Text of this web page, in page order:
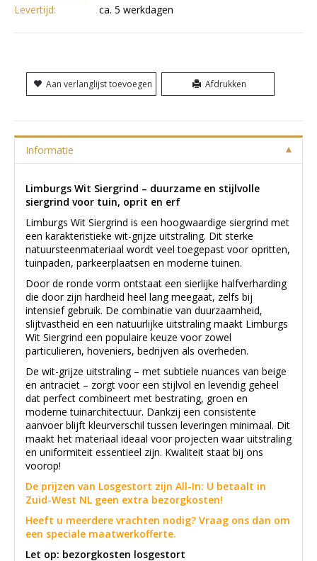
Levertijd:
ca. 5 werkdagen
Aan verlanglijst toevoegen Afdrukken
Informatie
Limburgs Wit Siergrind – duurzame en stijlvolle
siergrind voor tuin, oprit en erf
Limburgs Wit Siergrind is een hoogwaardige siergrind met
een karakteristieke wit-grijze uitstraling. Dit sterke
natuursteenmateriaal wordt veel toegepast voor opritten,
tuinpaden, parkeerplaatsen en moderne tuinen.
Door de ronde vorm ontstaat een sierlijke halfverharding
die door zijn hardheid heel lang meegaat, zelfs bij
intensief gebruik. De combinatie van duurzaamheid,
slijtvastheid en een natuurlijke uitstraling maakt Limburgs
Wit Siergrind een populaire keuze voor zowel
particulieren, hoveniers, bedrijven als overheden.
De wit-grijze uitstraling – met subtiele nuances van beige
en antraciet – zorgt voor een stijlvol en levendig geheel
dat perfect combineert met bestrating, groen en
moderne tuinarchitectuur. Dankzij een consistente
aanvoer blijft kleurverschil tussen leveringen minimaal. Dit
maakt het materiaal ideaal voor projecten waar uitstraling
en uniformiteit essentieel zijn. Kwaliteit staat bij ons
voorop!
De prijzen van Losgestort zijn All-In: U betaalt in
Zuid-West NL geen extra bezorgkosten!
Heeft u meerdere vrachten nodig? Vraag ons dan om
een speciale maatwerkofferte.
Let op: bezorgkosten losgestort